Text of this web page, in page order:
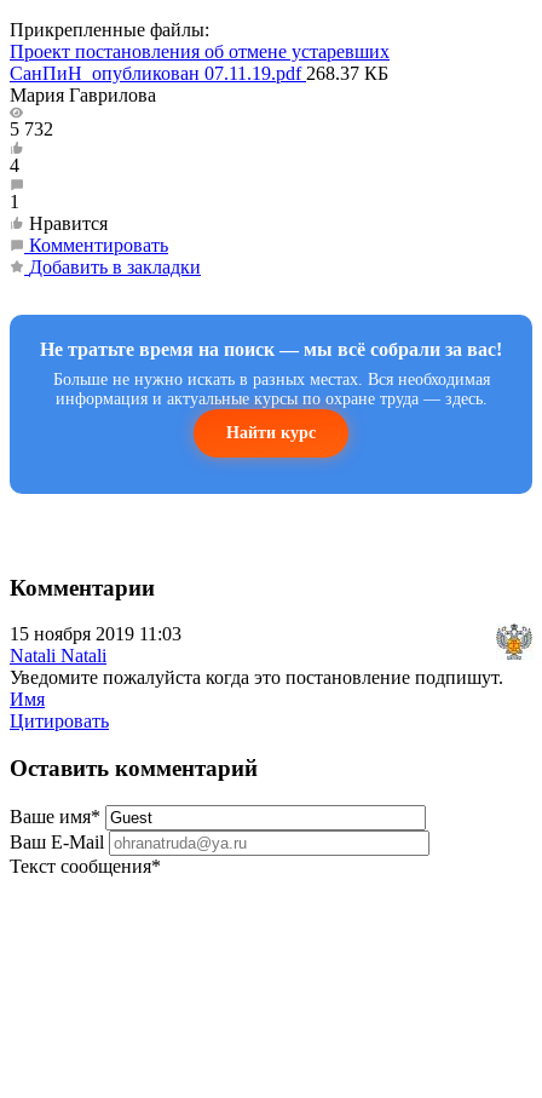
Прикрепленные файлы:
Проект постановления об отмене устаревших
СанПиН_опубликован 07.11.19.pdf 268.37 КБ
Мария Гаврилова
5 732
4
1
Нравится
Комментировать
Добавить в закладки
Не тратьте время на поиск — мы всё собрали за вас!
Больше не нужно искать в разных местах. Вся необходимая
информация и актуальные курсы по охране труда — здесь.
Найти курс
Комментарии
15 ноября 2019 11:03
Natali Natali
Уведомите пожалуйста когда это постановление подпишут.
Имя
Цитировать
Оставить комментарий
Ваше имя*
Ваш E-Mail
Текст сообщения*